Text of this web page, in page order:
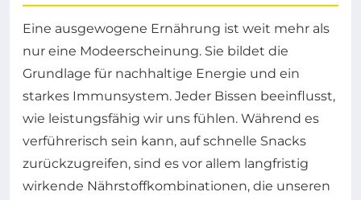
Eine ausgewogene Ernährung ist weit mehr als
nur eine Modeerscheinung. Sie bildet die
Grundlage für nachhaltige Energie und ein
starkes Immunsystem. Jeder Bissen beeinflusst,
wie leistungsfähig wir uns fühlen. Während es
verführerisch sein kann, auf schnelle Snacks
zurückzugreifen, sind es vor allem langfristig
wirken­de Nährstoffkombinationen, die unseren